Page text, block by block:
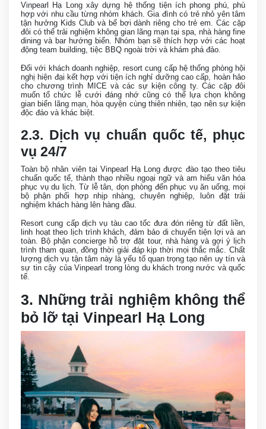
Vinpearl Hạ Long xây dựng hệ thống tiện ích phong phú, phù
hợp với nhu cầu từng nhóm khách. Gia đình có trẻ nhỏ yên tâm
tận hưởng Kids Club và bể bơi dành riêng cho trẻ em. Các cặp
đôi có thể trải nghiệm không gian lãng mạn tại spa, nhà hàng fine
dining và bar hướng biển. Nhóm bạn sẽ thích hợp với các hoạt
động team building, tiệc BBQ ngoài trời và khám phá đảo.
Đối với khách doanh nghiệp, resort cung cấp hệ thống phòng hội
nghị hiện đại kết hợp với tiện ích nghỉ dưỡng cao cấp, hoàn hảo
cho chương trình MICE và các sự kiện công ty. Các cặp đôi
muốn tổ chức lễ cưới đáng nhớ cũng có thể lựa chọn không
gian biển lãng mạn, hòa quyện cùng thiên nhiên, tạo nên sự kiện
độc đáo và khác biệt.
2.3. Dịch vụ chuẩn quốc tế, phục
vụ 24/7
Toàn bộ nhân viên tại Vinpearl Hạ Long được đào tạo theo tiêu
chuẩn quốc tế, thành thạo nhiều ngoại ngữ và am hiểu văn hóa
phục vụ du lịch. Từ lễ tân, dọn phòng đến phục vụ ăn uống, mọi
bộ phận phối hợp nhịp nhàng, chuyên nghiệp, luôn đặt trải
nghiệm khách hàng lên hàng đầu.
Resort cung cấp dịch vụ tàu cao tốc đưa đón riêng từ đất liền,
linh hoạt theo lịch trình khách, đảm bảo di chuyển tiện lợi và an
toàn. Bộ phận concierge hỗ trợ đặt tour, nhà hàng và gợi ý lịch
trình tham quan, đồng thời giải đáp kịp thời mọi thắc mắc. Chất
lượng dịch vụ tận tâm này là yếu tố quan trọng tạo nên uy tín và
sự tin cậy của Vinpearl trong lòng du khách trong nước và quốc
tế.
3. Những trải nghiệm không thể
bỏ lỡ tại Vinpearl Hạ Long